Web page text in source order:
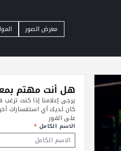
معرض الصور
هل أنت مهتم
يرجى إعلامنا إذا كنت
كان لديك أي استفسارات
على الفور
الاسم الكامل *